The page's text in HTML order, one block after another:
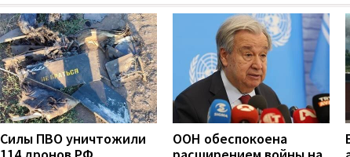
Силы ПВО уничтожили
ООН обеспокоена